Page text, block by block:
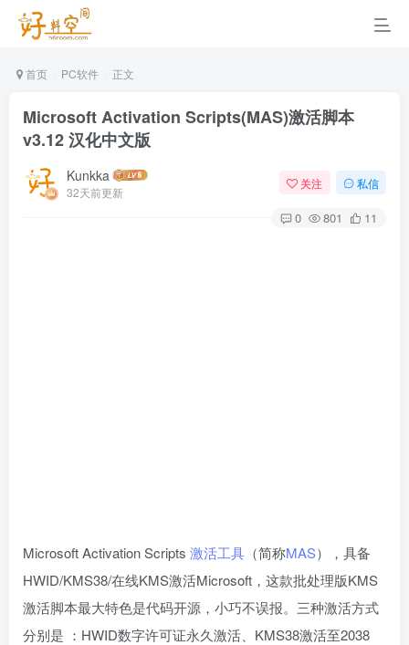
首页 PC软件 正文
Microsoft Activation Scripts(MAS)激活脚本
v3.12 汉化中文版
Kunkka
32天前更新
关注 私信
0 801 11
Microsoft Activation Scripts 激活工具 （简称MAS），具备
HWID/KMS38/在线KMS激活Microsoft，这款批处理版KMS
激活脚本最大特色是代码开源，小巧不误报。三种激活方式
分别是 ：HWID数字许可证永久激活、KMS38激活至2038